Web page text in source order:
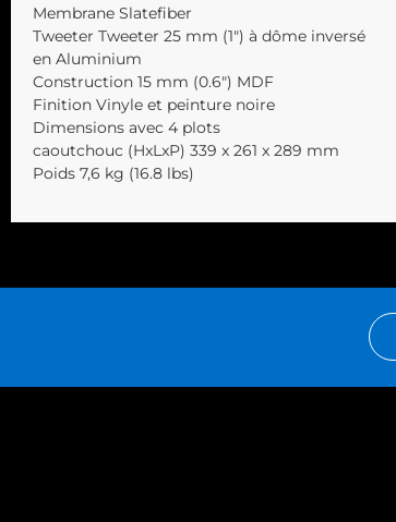
Membrane Slatefiber
Tweeter Tweeter 25 mm (1″) à dôme inversé
en Aluminium
Construction 15 mm (0.6″) MDF
Finition Vinyle et peinture noire
Dimensions avec 4 plots
caoutchouc (HxLxP) 339 x 261 x 289 mm
Poids 7,6 kg (16.8 lbs)